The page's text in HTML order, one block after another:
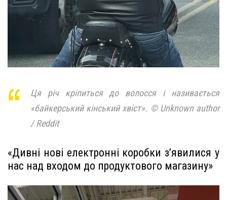
Ця річ кріпиться до волосся і називається
«байкерський кінський хвіст». © Unknown author
/ Reddit
«Дивні нові електронні коробки з’явилися у
нас над входом до продуктового магазину»